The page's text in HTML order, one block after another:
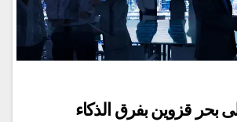
بحر قزوين بفرق الذكاء